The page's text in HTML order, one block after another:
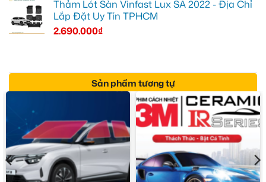
Thảm Lót Sàn Vinfast Lux SA 2022 - Địa Chỉ
Lắp Đặt Uy Tín TPHCM
2.690.000₫
Sản phẩm tương tự